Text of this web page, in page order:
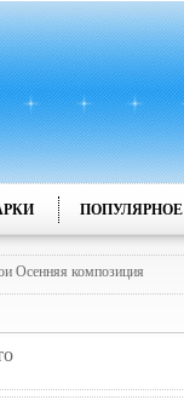
ПОПУЛЯРНОЕ
Осенняя композиция